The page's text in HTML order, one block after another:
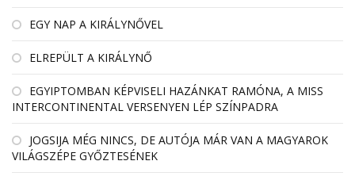
EGY NAP A KIRÁLYNŐVEL
ELREPÜLT A KIRÁLYNŐ
EGYIPTOMBAN KÉPVISELI HAZÁNKAT RAMÓNA, A MISS
INTERCONTINENTAL VERSENYEN LÉP SZÍNPADRA
JOGSIJA MÉG NINCS, DE AUTÓJA MÁR VAN A MAGYAROK
VILÁGSZÉPE GYŐZTESÉNEK